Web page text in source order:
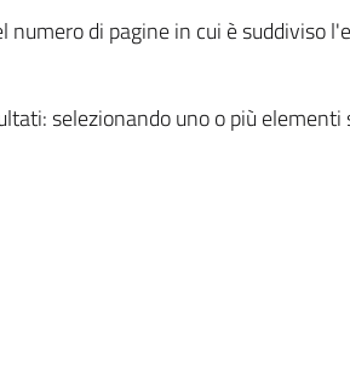
di pagine in cui è suddiviso
selezionando uno o più elementi